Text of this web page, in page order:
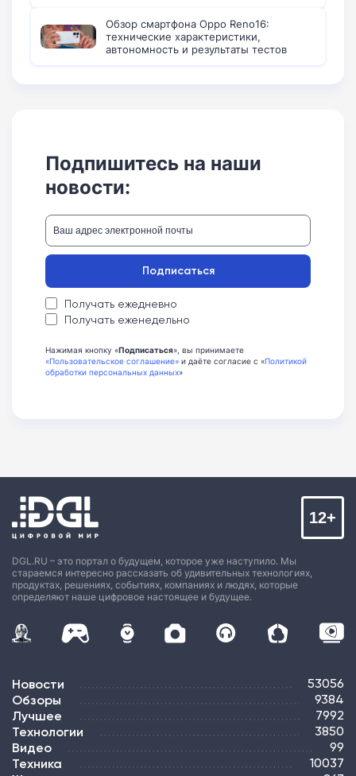
Обзор смартфона Oppo Reno16:
технические характеристики,
автономность и результаты тестов
Подпишитесь на наши
новости:
Получать ежедневно
Получать еженедельно
Подписаться
Нажимая кнопку «Подписаться», вы принимаете
«Пользовательское соглашение» и даёте согласие с «Политикой
обработки персональных данных»
DGL.RU – это портал о будущем, которое уже наступило. Мы
стараемся интересно рассказать об удивительных технологиях,
продуктах, решениях, событиях, компаниях и людях, которые
определяют наше цифровое настоящее и будущее.
12+
Новости 53056
Обзоры 9384
Лучшее 7992
Технологии 3850
Видео 99
Техника 10037